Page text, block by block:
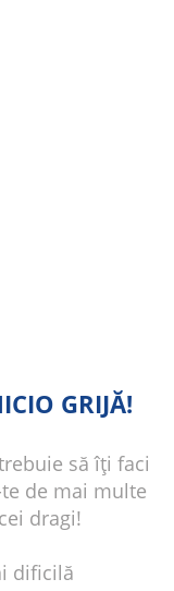
GRIJĂ!
să îți faci
de mai multe
dragi!
dificilă